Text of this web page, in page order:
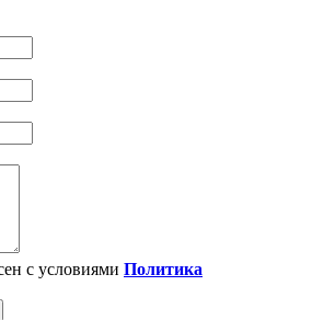
с условиями Политика